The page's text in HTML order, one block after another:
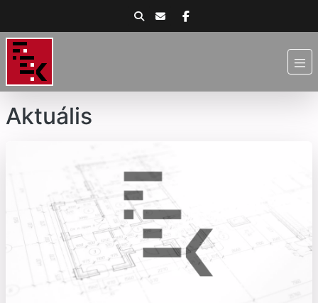
Aktuális